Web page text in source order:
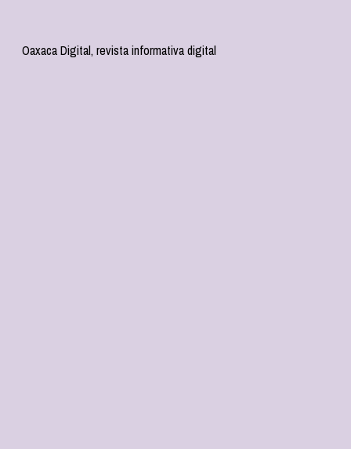
Oaxaca Digital, revista informativa digital